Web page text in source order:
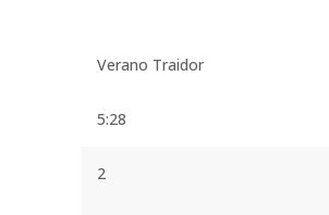
Verano Traidor
5:28
2